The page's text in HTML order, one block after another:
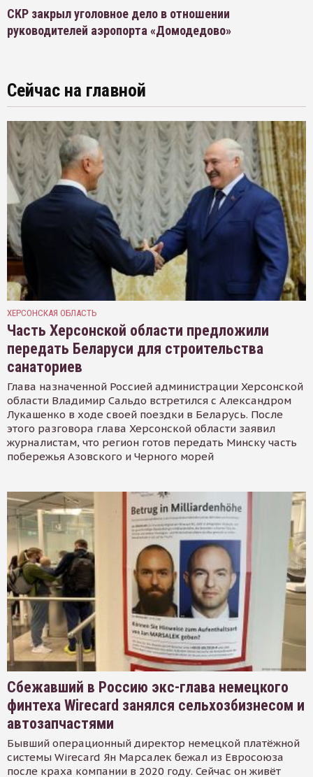
СКР закрыл уголовное дело в отношении
руководителей аэропорта «Домодедово»
Сейчас на главной
ХЕРСОНСКАЯ ОБЛАСТЬ
Часть Херсонской области предложили
передать Беларуси для строительства
санаториев
Глава назначенной Россией администрации Херсонской
области Владимир Сальдо встретился с Александром
Лукашенко в ходе своей поездки в Беларусь. После
этого разговора глава Херсонской области заявил
журналистам, что регион готов передать Минску часть
побережья Азовского и Черного морей
Сбежавший в Россию экс-глава немецкого
финтеха Wirecard занялся сельхозбизнесом и
автозапчастями
Бывший операционный директор немецкой платёжной
системы Wirecard Ян Марсалек бежал из Евросоюза
после краха компании в 2020 году. Сейчас он живёт